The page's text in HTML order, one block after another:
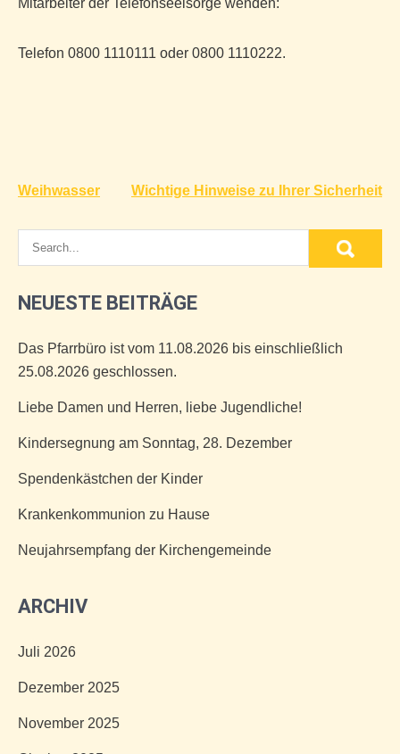
Mitarbeiter der Telefonseelsorge wenden:
Telefon 0800 1110111 oder 0800 1110222.
Beitragsnavigation
Weihwasser Wichtige Hinweise zu Ihrer Sicherheit
NEUESTE BEITRÄGE
Das Pfarrbüro ist vom 11.08.2026 bis einschließlich
25.08.2026 geschlossen.
Liebe Damen und Herren, liebe Jugendliche!
Kindersegnung am Sonntag, 28. Dezember
Spendenkästchen der Kinder
Krankenkommunion zu Hause
Neujahrsempfang der Kirchengemeinde
ARCHIV
Juli 2026
Dezember 2025
November 2025